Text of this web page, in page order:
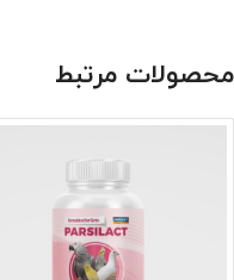
محصولات مرتبط